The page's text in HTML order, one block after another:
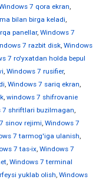
7 qora ekran,
bilan birga keladi,
panellar, Windows 7
7 razbit disk, Windows
7 ro'yxatdan holda bepul
, Windows 7 rusifier,
, Windows 7 sariq ekran,
, windows 7 shifrovanie
7 shriftlari buzilmagan,
sinov rejimi, Windows 7
7 tarmog'iga ulanish,
7 tas-ix, Windows 7
, Windows 7 terminal
yuklab olish, Windows